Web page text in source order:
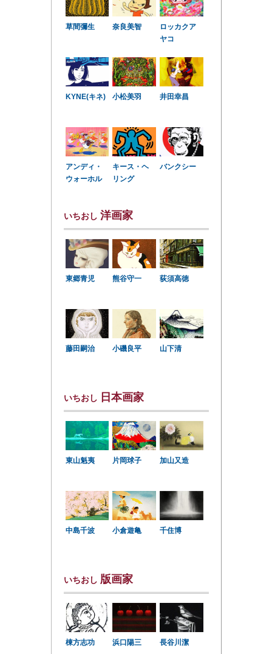
草間彌生 奈良美智
ロッカクア
ヤコ
KYNE(キネ) 小松美羽 井田幸昌
アンディ・
ウォーホル
キース・ヘ
リング
バンクシー
いちおし 洋画家
東郷青児 熊谷守一 荻須高徳
藤田嗣治 小磯良平 山下清
いちおし 日本画家
東山魁夷 片岡球子 加山又造
中島千波 小倉遊亀 千住博
いちおし 版画家
棟方志功 浜口陽三 長谷川潔